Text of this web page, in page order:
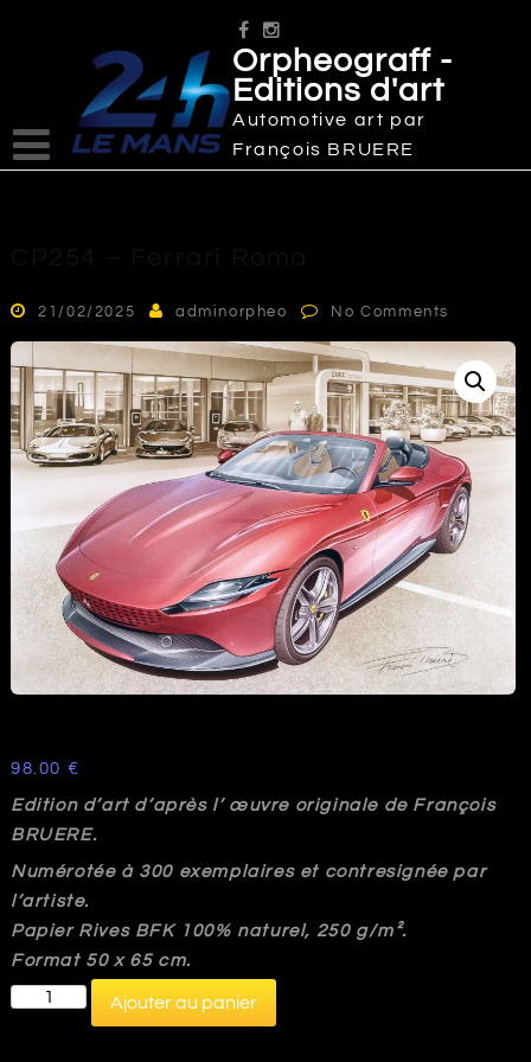
Orpheograff -
Editions d'art
Automotive art par
François BRUERE
21/02/2025 adminorpheo No Comments
98.00 €
Edition d’art d’après l’ œuvre originale de François
BRUERE.
Numérotée à 300 exemplaires et contresignée par
l’artiste.
Papier Rives BFK 100% naturel, 250 g/m².
Format 50 x 65 cm.
quantité
Ajouter au panier